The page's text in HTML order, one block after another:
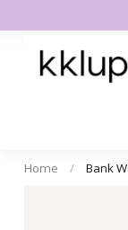
Home / Bank